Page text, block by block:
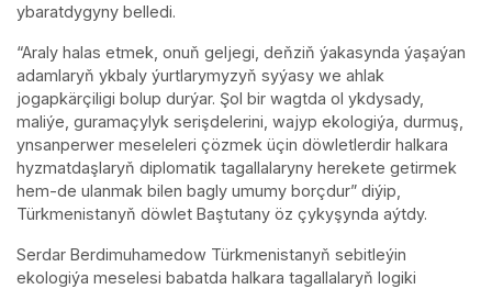
ybaratdygyny belledi.
“Araly halas etmek, onuň geljegi, deňziň ýakasynda ýaşaýan
adamlaryň ykbaly ýurtlarymyzyň syýasy we ahlak
jogapkärçiligi bolup durýar. Şol bir wagtda ol ykdysady,
maliýe, guramaçylyk serişdelerini, wajyp ekologiýa, durmuş,
ynsanperwer meseleleri çözmek üçin döwletlerdir halkara
hyzmatdaşlaryň diplomatik tagallalaryny herekete getirmek
hem-de ulanmak bilen bagly umumy borçdur” diýip,
Türkmenistanyň döwlet Baştutany öz çykyşynda aýtdy.
Serdar Berdimuhamedow Türkmenistanyň sebitleýin
ekologiýa meselesi babatda halkara tagallalaryň logiki